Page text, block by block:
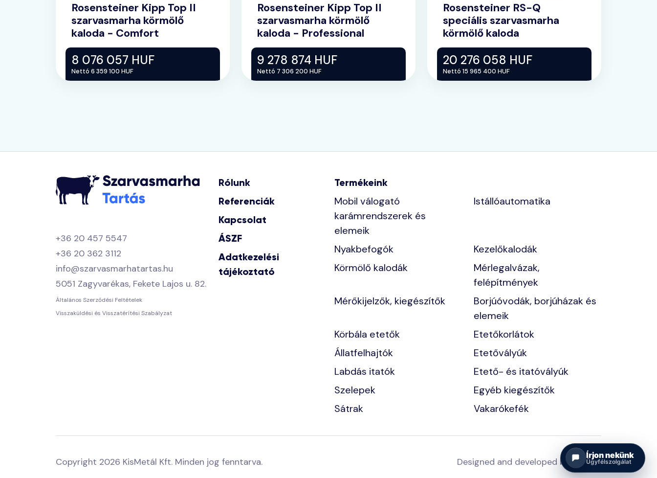
Rosensteiner Kipp Top II
szarvasmarha körmölő
kaloda - Comfort
8 076 057 HUF
Nettó 6 359 100 HUF
Rosensteiner Kipp Top II
szarvasmarha körmölő
kaloda - Professional
9 278 874 HUF
Nettó 7 306 200 HUF
Rosensteiner RS-Q
speciális szarvasmarha
körmölő kaloda
20 276 058 HUF
Nettó 15 965 400 HUF
+36 20 457 5547
+36 20 362 3112
info@szarvasmarhatartas.hu
5051 Zagyvarékas, Fekete Lajos u. 82.
Általános Szerződési Feltételek
Visszaküldési és Visszatérítési Szabályzat
Rólunk
Referenciák
Kapcsolat
ÁSZF
Adatkezelési
tájékoztató
Termékeink
Mobil válogató
karámrendszerek és
elemeik
Istállóautomatika
Nyakbefogók
Kezelőkalodák
Körmölő kalodák
Mérlegalvázak,
felépítmények
Mérőkijelzők, kiegészítők
Borjúóvodák, borjúházak és
elemeik
Körbála etetők
Etetőkorlátok
Állatfelhajtók
Etetővályúk
Labdás itatók
Etető- és itatóvályúk
Szelepek
Egyéb kiegészítők
Sátrak
Vakarókefék
Copyright 2026 KisMetál Kft. Minden jog fenntarva. Designed and developed by
Írjon nekünk
Ügyfélszolgálat